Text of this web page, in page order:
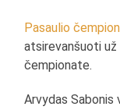
Pasaulio
atsirevanšuoti už
čempionate.
Arvydas Sabonis